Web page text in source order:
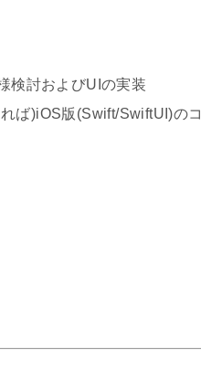
検討およびUIの実装
ば)iOS版(Swift/SwiftUI)のコ